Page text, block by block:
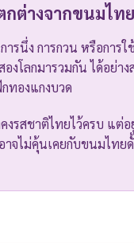
ต่างจากขนมไทย
ารนึ่ง การกวน หรือการ
งโลกมารวมกัน ได้อย่า
ทองแกงบวด
งรสชาติไทยไว้ครบ แ
จไม่คุ้นเคยกับขนมไทยดั้